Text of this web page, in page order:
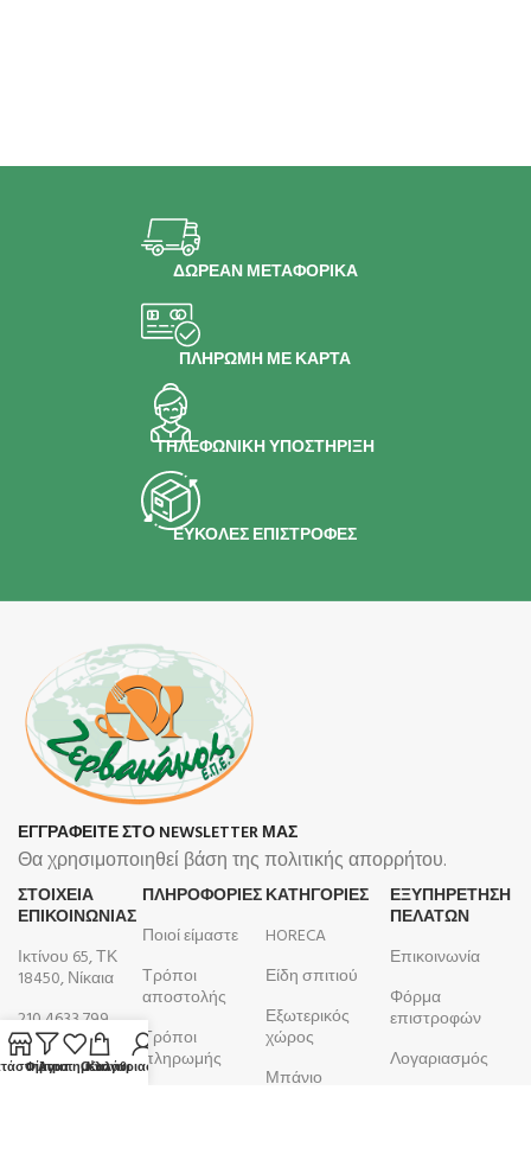
ΔΩΡΕΑΝ ΜΕΤΑΦΟΡΙΚΑ
ΠΛΗΡΩΜΗ ΜΕ ΚΑΡΤΑ
ΤΗΛΕΦΩΝΙΚΗ ΥΠΟΣΤΗΡΙΞΗ
ΕΥΚΟΛΕΣ ΕΠΙΣΤΡΟΦΕΣ
ΕΓΓΡΑΦΕΙΤΕ ΣΤΟ NEWSLETTER ΜΑΣ
Θα χρησιμοποιηθεί βάση της πολιτικής απορρήτου.
ΣΤΟΙΧΕΙΑ
ΕΠΙΚΟΙΝΩΝΙΑΣ
Ικτίνου 65, ΤΚ
18450, Νίκαια
210 4633 799
Δευτέρα -
Παρασκευή
ΠΛΗΡΟΦΟΡΊΕΣ
Ποιοί είμαστε
Τρόποι
αποστολής
Τρόποι
πληρωμής
ΚΑΤΗΓΟΡΙΕΣ
HORECA
Είδη σπιτιού
Εξωτερικός
χώρος
Μπάνιο
ΕΞΥΠΗΡΕΤΗΣΗ
ΠΕΛΑΤΩΝ
Επικοινωνία
Φόρμα
επιστροφών
Λογαριασμός
Φίλτρα
ΑγαπημέναΚαλάθι
Ο λογαριασμός μου